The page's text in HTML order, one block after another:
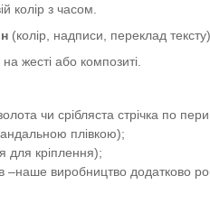
колір з часом.
(колір, надписи, переклад тексту)
жесті або композиті.
чи срібляста стрічка по
плівкою);
для кріплення);
–наше виробництво додатково